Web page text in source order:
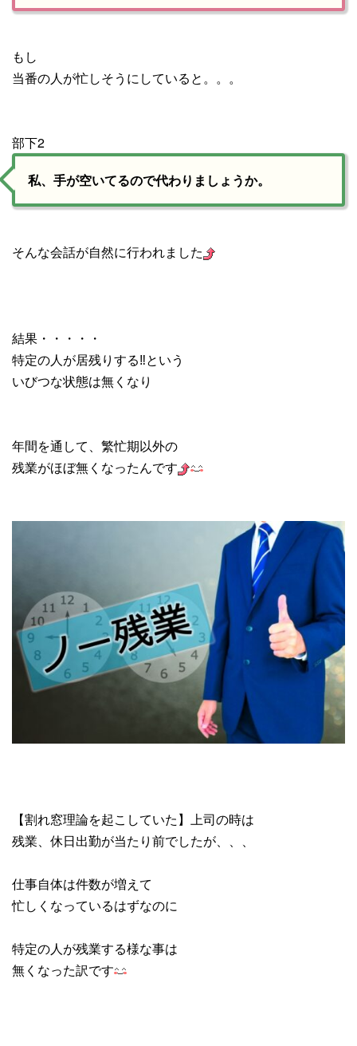
もし
当番の人が忙しそうにしていると。。。
部下2
私、手が空いてるので代わりましょうか。
そんな会話が自然に行われました
結果・・・・・
特定の人が居残りする‼という
いびつな状態は無くなり
年間を通して、繁忙期以外の
残業がほぼ無くなったんです
【割れ窓理論を起こしていた】上司の時は
残業、休日出勤が当たり前でしたが、、、
仕事自体は件数が増えて
忙しくなっているはずなのに
特定の人が残業する様な事は
無くなった訳です